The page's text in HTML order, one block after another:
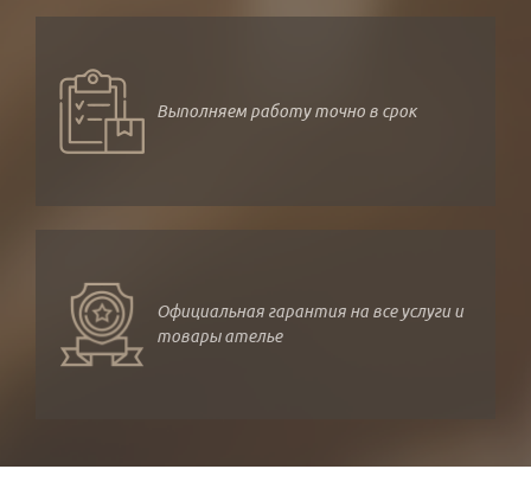
Выполняем работу точно в срок
Официальная гарантия на все услуги и
товары ателье